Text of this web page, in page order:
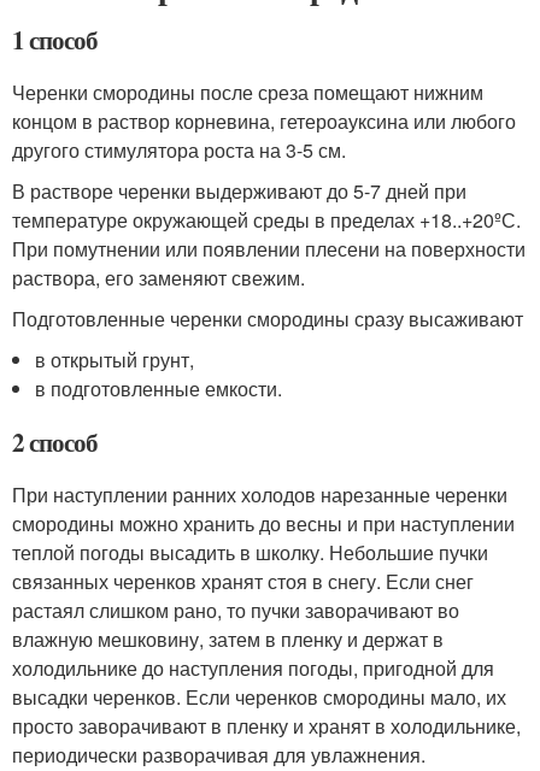
1 способ
Черенки смородины после среза помещают нижним
концом в раствор корневина, гетероауксина или любого
другого стимулятора роста на 3-5 см.
В растворе черенки выдерживают до 5-7 дней при
температуре окружающей среды в пределах +18..+20ºС.
При помутнении или появлении плесени на поверхности
раствора, его заменяют свежим.
Подготовленные черенки смородины сразу высаживают
в открытый грунт,
в подготовленные емкости.
2 способ
При наступлении ранних холодов нарезанные черенки
смородины можно хранить до весны и при наступлении
теплой погоды высадить в школку. Небольшие пучки
связанных черенков хранят стоя в снегу. Если снег
растаял слишком рано, то пучки заворачивают во
влажную мешковину, затем в пленку и держат в
холодильнике до наступления погоды, пригодной для
высадки черенков. Если черенков смородины мало, их
просто заворачивают в пленку и хранят в холодильнике,
периодически разворачивая для увлажнения.